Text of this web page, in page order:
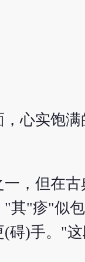
心实饱
，但在
其"疹"似
)手。"这